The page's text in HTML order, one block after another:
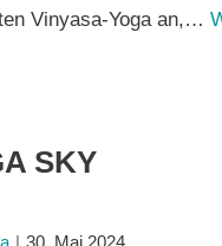
Vinyasa-Yoga an,…
SKY
30. Mai 2024